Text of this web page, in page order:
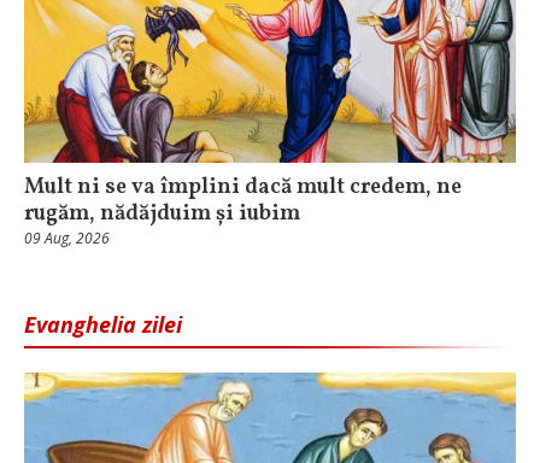
Mult ni se va împlini dacă mult credem, ne
rugăm, nădăjduim și iubim
09 Aug, 2026
Evanghelia zilei